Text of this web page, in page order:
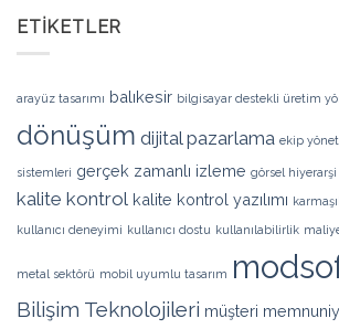
ETIKETLER
arayüz tasarımı balıkesir bilgisayar destekli üretim
dönüşüm dijital pazarlama ekip
sistemleri gerçek zamanlı izleme görsel hiyerarşi
kalite kontrol kalite kontrol yazılımı
kullanıcı deneyimi kullanıcı dostu kullanılabilirlik
metal sektörü mobil uyumlu tasarım
Bilişim Teknolojileri müşteri